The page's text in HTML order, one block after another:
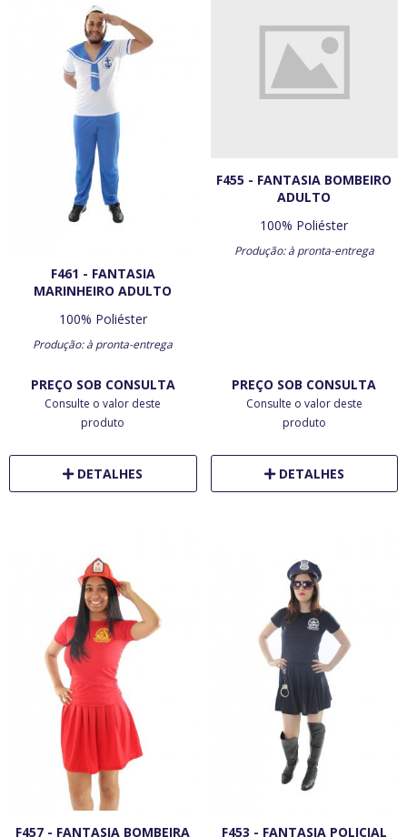
F461 - FANTASIA
MARINHEIRO ADULTO
100% Poliéster
Produção: à pronta-entrega
PREÇO SOB CONSULTA
Consulte o valor deste
produto
DETALHES
F455 - FANTASIA BOMBEIRO
ADULTO
100% Poliéster
Produção: à pronta-entrega
PREÇO SOB CONSULTA
Consulte o valor deste
produto
DETALHES
F457 - FANTASIA BOMBEIRA F453 - FANTASIA POLICIAL